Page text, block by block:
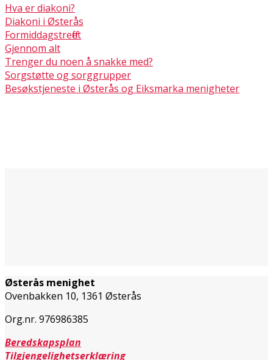
Hva er diakoni?
Diakoni i Østerås
Formiddagstreffet
Gjennom alt
Trenger du noen å snakke med?
Sorgstøtte og sorggrupper
Besøkstjeneste i Østerås og Eiksmarka menigheter
Østerås menighet
Ovenbakken 10, 1361 Østerås
Org.nr. 976986385
Beredskapsplan
Tilgjengelighetserklæring